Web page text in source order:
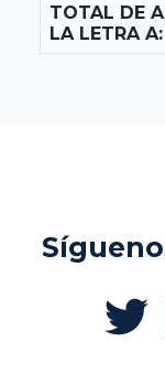
TOTAL DE
LA LETRA A: